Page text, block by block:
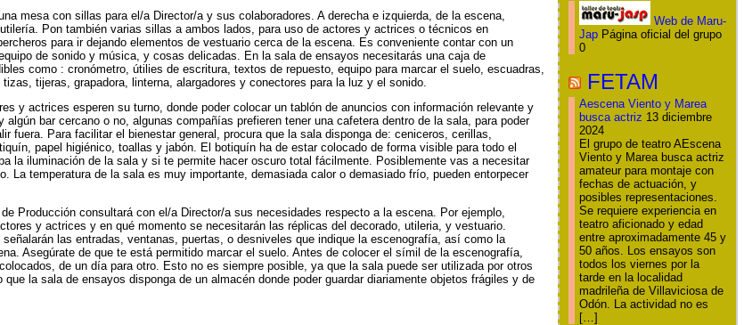
mesa con sillas para el/a Director/a y sus colaboradores. A derecha e izquierda, de la escena,
Pon también varias sillas a ambos lados, para uso de actores y actrices o técnicos en
para ir dejando elementos de vestuario cerca de la escena. Es conveniente contar con un
de sonido y música, y cosas delicadas. En la sala de ensayos necesitarás una caja de
como : cronómetro, útilies de escritura, textos de repuesto, equipo para marcar el suelo, escuadras,
tijeras, grapadora, linterna, alargadores y conectores para la luz y el sonido.
y actrices esperen su turno, donde poder colocar un tablón de anuncios con información relevante y
algún bar cercano o no, algunas compañías prefieren tener una cafetera dentro de la sala, para poder
fuera. Para facilitar el bienestar general, procura que la sala disponga de: ceniceros, cerillas,
papel higiénico, toallas y jabón. El botiquín ha de estar colocado de forma visible para todo el
la iluminación de la sala y si te permite hacer oscuro total fácilmente. Posiblemente vas a necesitar
La temperatura de la sala es muy importante, demasiada calor o demasiado frío, pueden entorpecer
Producción consultará con el/a Director/a sus necesidades respecto a la escena. Por ejemplo,
y actrices y en qué momento se necesitarán las réplicas del decorado, utileria, y vestuario.
las entradas, ventanas, puertas, o desniveles que indique la escenografía, así como la
Asegúrate de que te está permitido marcar el suelo. Antes de colocer el símil de la escenografía,
de un día para otro. Esto no es siempre posible, ya que la sala puede ser utilizada por otros
la sala de ensayos disponga de un almacén donde poder guardar diariamente objetos frágiles y de
Web de Maru-
JapPágina oficial del grupo
0
FETAM
Aescena Viento y Marea
busca actriz 13 diciembre
2024
El grupo de teatro AEscena
Viento y Marea busca actriz
amateur para montaje con
fechas de actuación, y
posibles representaciones.
Se requiere experiencia en
teatro aficionado y edad
entre aproximadamente 45 y
50 años. Los ensayos son
todos los viernes por la
tarde en la localidad
madrileña de Villaviciosa de
Odón. La actividad no es
[…]